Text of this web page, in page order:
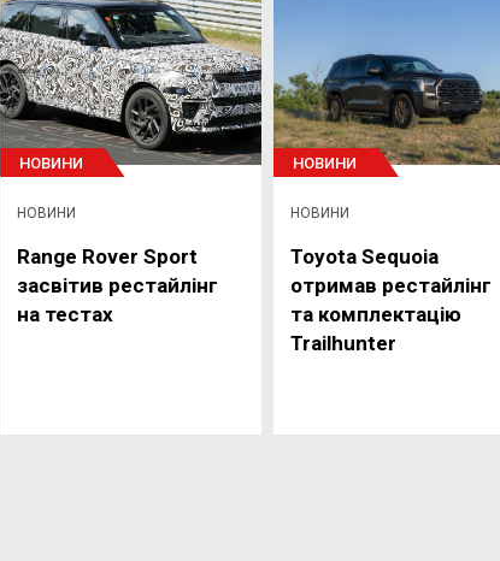
НОВИНИ
НОВИНИ
Range Rover Sport
засвітив рестайлінг
на тестах
НОВИНИ
НОВИНИ
Toyota Sequoia
отримав рестайлінг
та комплектацію
Trailhunter